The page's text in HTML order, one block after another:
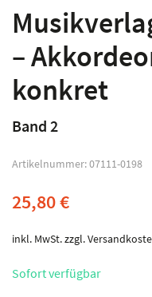
–
konkret
Band 2
Artikelnummer:07111-0198
25,80€
inkl. MwSt.zzgl.
Sofort verfügbar